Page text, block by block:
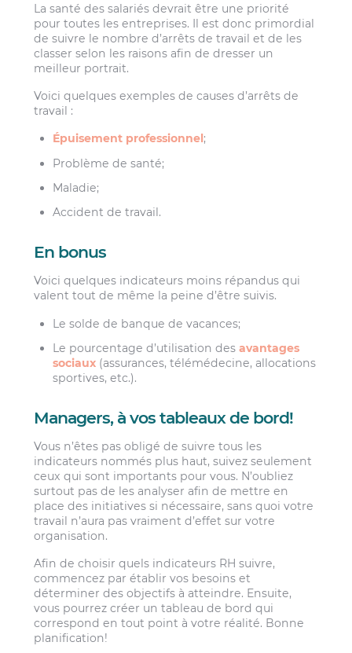
La santé des salariés devrait être une priorité
pour toutes les entreprises. Il est donc primordial
de suivre le nombre d’arrêts de travail et de les
classer selon les raisons afin de dresser un
meilleur portrait.
Voici quelques exemples de causes d’arrêts de
travail :
Épuisement professionnel ;
Problème de santé;
Maladie;
Accident de travail.
En bonus
Voici quelques indicateurs moins répandus qui
valent tout de même la peine d’être suivis.
Le solde de banque de vacances;
Le pourcentage d’utilisation desavantages
sociaux (assurances, télémédecine, allocations
sportives, etc.).
Managers, à vos tableaux de bord!
Vous n’êtes pas obligé de suivre tous les
indicateurs nommés plus haut, suivez seulement
ceux qui sont importants pour vous. N’oubliez
surtout pas de les analyser afin de mettre en
place des initiatives si nécessaire, sans quoi votre
travail n’aura pas vraiment d’effet sur votre
organisation.
Afin de choisir quels indicateurs RH suivre,
commencez par établir vos besoins et
déterminer des objectifs à atteindre. Ensuite,
vous pourrez créer un tableau de bord qui
correspond en tout point à votre réalité. Bonne
planification!